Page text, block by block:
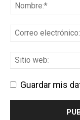
Guardar mis